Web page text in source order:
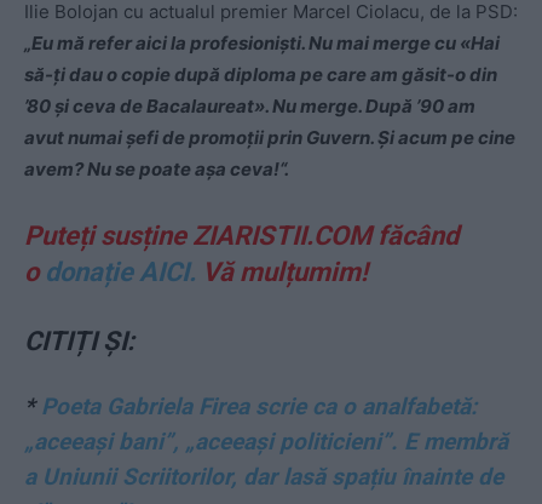
Ilie Bolojan cu actualul premier Marcel Ciolacu, de la PSD:
„Eu mă refer aici la profesionişti. Nu mai merge cu «Hai
să-ţi dau o copie după diploma pe care am găsit-o din
’80 şi ceva de Bacalaureat». Nu merge. După ’90 am
avut numai şefi de promoţii prin Guvern. Şi acum pe cine
avem? Nu se poate aşa ceva!“.
Puteți susține ZIARISTII.COM făcând
o donație AICI. Vă mulțumim!
CITIȚI ȘI:
*Poeta Gabriela Firea scrie ca o analfabetă:
„aceeași bani”, „aceeași politicieni”. E membră
a Uniunii Scriitorilor, dar lasă spațiu înainte de